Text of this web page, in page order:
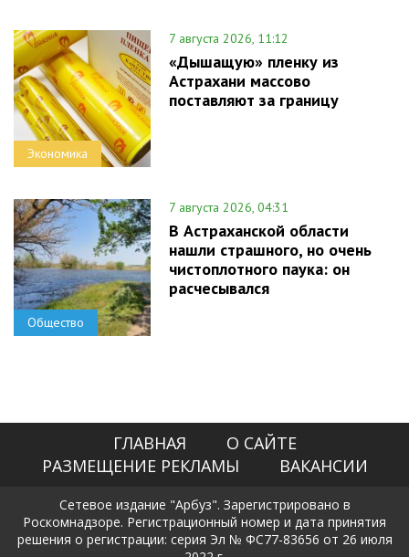
Экономика
7 августа 2026, 11:12
«Дышащую» пленку из
Астрахани массово
поставляют за границу
Общество
7 августа 2026, 04:31
В Астраханской области
нашли страшного, но очень
чистоплотного паука: он
расчесывался
ГЛАВНАЯ
О САЙТЕ
РАЗМЕЩЕНИЕ РЕКЛАМЫ
ВАКАНСИИ
Сетевое издание "Арбуз". Зарегистрировано в
Роскомнадзоре. Регистрационный номер и дата принятия
решения о регистрации: серия Эл № ФС77-83656 от 26 июля